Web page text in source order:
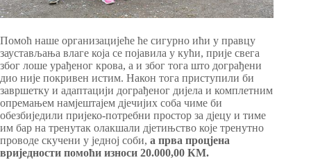
Помоћ наше организацијеће ће сигурно ићи у правцу
заустављања влаге која се појавила у кући, прије свега
због лоше урађеног крова, а и због тога што дограђени
дио није покривен истим. Након тога приступили би
завршетку и адаптацији дограђеног дијела и комплетним
опремањем намјештајем дјечијих соба чиме би
обезбиједили пријеко-потребни простор за дјецу и тиме
им бар на тренутак олакшали дјетињство које тренутно
проводе скучени у једној соби, а прва процјена
вриједности помоћи износи 20.000,00 КМ.